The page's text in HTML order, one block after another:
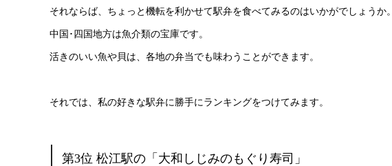
それならば、ちょっと機転を利かせて駅弁を食べてみるのはいかがでしょうか。
中国･四国地方は魚介類の宝庫です。
活きのいい魚や貝は、各地の弁当でも味わうことができます。
それでは、私の好きな駅弁に勝手にランキングをつけてみます。
第3位 松江駅の「大和しじみのもぐり寿司」